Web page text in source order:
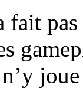
fait